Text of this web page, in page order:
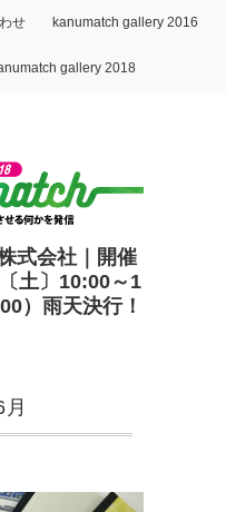
せ kanumatch gallery 2016
gallery 2018
式会社｜開催
土〕10:00～1
）雨天決行！